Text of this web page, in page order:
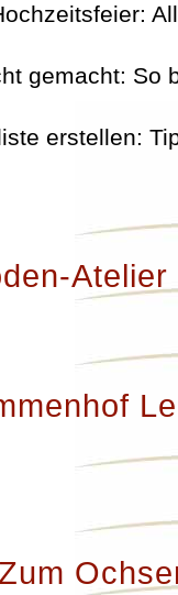
gemacht: So
erstellen:
Atelier